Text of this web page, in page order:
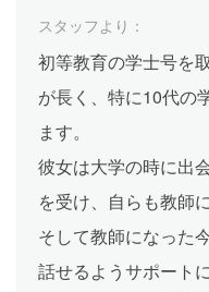
スタッフより：
初等教育の学士号を
が長く、特に10代の
ます。
彼女は大学の時に出
を受け、自らも教師
そして教師になった
話せるようサポート